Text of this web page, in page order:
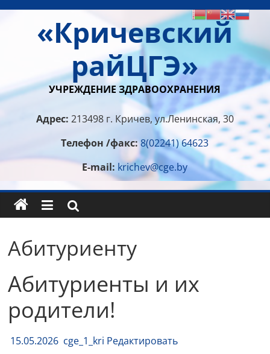
Перейти
содержимому«Кричевский
райЦГЭ»
УЧРЕЖДЕНИЕ ЗДРАВООХРАНЕНИЯ
Адрес: 213498 г. Кричев, ул.Ленинская, 30
Телефон /факс:8(02241) 64623
E-mail: krichev@cge.by
Абитуриенту
Абитуриенты и их
родители!
15.05.2026 cge_1_kri Редактировать